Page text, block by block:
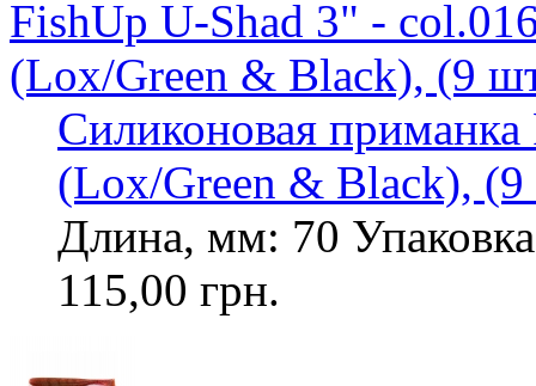
Силиконовая
(Lox/Green & Black),
Длина, мм: 70
115,00 грн.